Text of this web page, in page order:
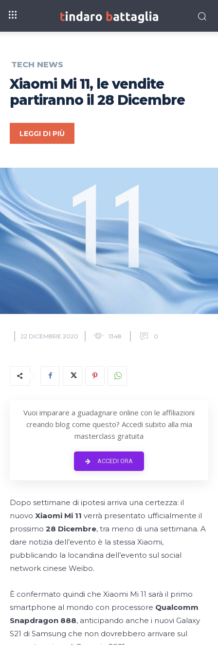
TECH NEWS
Xiaomi Mi 11, le vendite
partiranno il 28 Dicembre
LEGGI DI PIÙ
22 DICEMBRE 2020 1348 0
Vuoi imparare a guadagnare online con le affiliazioni
creando blog come questo? Accedi subito alla mia
masterclass gratuita
ACCEDI ORA
Dopo settimane di ipotesi arriva una certezza: il
nuovo Xiaomi Mi 11 verrà presentato ufficialmente il
prossimo 28 Dicembre, tra meno di una settimana. A
dare notizia dell’evento è la stessa Xiaomi,
pubblicando la locandina dell’evento sul social
network cinese Weibo.
È confermato quindi che Xiaomi Mi 11 sarà il primo
smartphone al mondo con processore Qualcomm
Snapdragon 888, anticipando anche i nuovi Galaxy
S21 di Samsung che non dovrebbero arrivare sul